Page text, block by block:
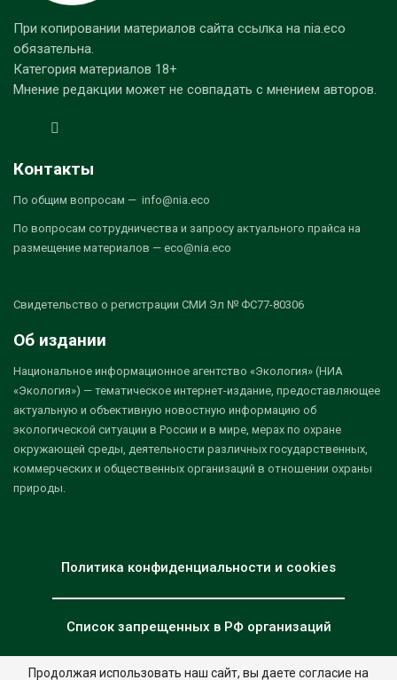
При копировании материалов сайта ссылка на nia.eco
обязательна.
Категория материалов 18+
Мнение редакции может не совпадать с мнением авторов.
Контакты
По общим вопросам — info@nia.eco
По вопросам сотрудничества и запросу актуального прайса на
размещение материалов — eco@nia.eco
Свидетельство о регистрации СМИ Эл № ФС77-80306
Об издании
Национальное информационное агентство «Экология» (НИА
«Экология») — тематическое интернет-издание, предоставляющее
актуальную и объективную новостную информацию об
экологической ситуации в России и в мире, мерах по охране
окружающей среды, деятельности различных государственных,
коммерческих и общественных организаций в отношении охраны
природы.
Политика конфиденциальности и cookies
Список запрещенных в РФ организаций
Продолжая использовать наш сайт, вы даете согласие на